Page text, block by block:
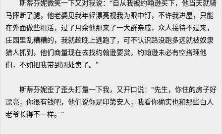
斯蒂芬妮微笑一下又对我说：“自从我被约翰逊买下，他当天就骑
马摔断了腿，他老婆见我年轻漂亮视我为眼中钉，不许我进屋，只能
在外面做些粗活，过了月余他那来了一大群亲戚，众人接待不过来，
庄园里乱糟糟的，我就趁晚上逃跑了，可不认识路没跑多远就被奴隶
猎人抓到，他们商量现在去找约翰逊要赏，约翰逊未必有空搭理他
们，不如把我带到别处卖了。”
斯蒂芬妮歪了歪头打量一下我，又开口说：“先生，你住的房子好
漂亮，你很有钱吧，他们说你是印第安人，我看你确实也和那些白人
老爷长得不一样。”